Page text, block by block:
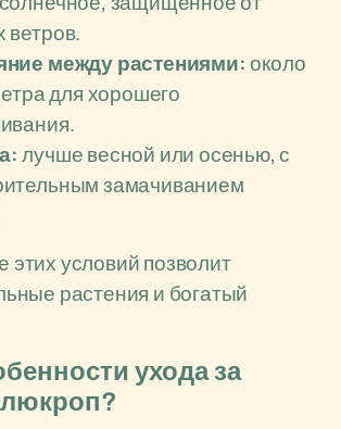
ветров.
между растениями:около
для хорошего
лучше весной или осенью, с
замачиванием
этих условий позволит
растения и богатый
ухода за